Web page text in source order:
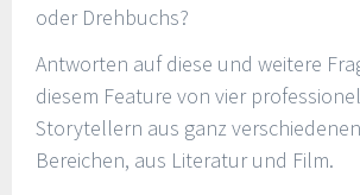
oder Drehbuchs?
Antworten auf diese und weitere
diesem Feature von vier
Storytellern aus ganz
Bereichen, aus Literatur und Film.